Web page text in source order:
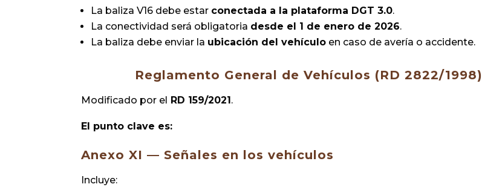
La baliza V16 debe estar conectada a la plataforma DGT 3.0.
La conectividad será obligatoria desde el 1 de enero de 2026.
La baliza debe enviar la ubicación del vehículo en caso de avería o accidente.
Reglamento General de Vehículos (RD 2822/1998)
Modificado por el RD 159/2021.
El punto clave es:
Anexo XI — Señales en los vehículos
Incluye: